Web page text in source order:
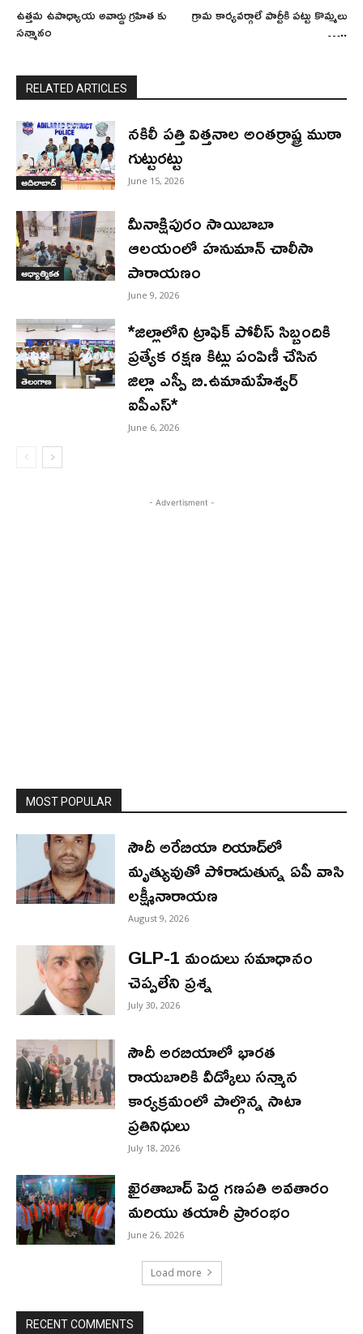
ఉత్తమ ఉపాధ్యాయ అవార్డు గ్రహిత కు
సన్మానం
గ్రామ కార్యవర్గాలే పార్టీకి పట్టు కొమ్మలు
…..
RELATED ARTICLES
ఆదిలాబాద్
నకిలీ పత్తి విత్తనాల అంతర్రాష్ట్ర ముఠా
గుట్టురట్టు
June 15, 2026
ఆధ్యాత్మికత
మీనాక్షిపురం సాయిబాబా
ఆలయంలో హనుమాన్ చాలీసా
పారాయణం
June 9, 2026
తెలంగాణ
*జిల్లాలోని ట్రాఫిక్ పోలీస్ సిబ్బందికి
ప్రత్యేక రక్షణ కిట్లు పంపిణీ చేసిన
జిల్లా ఎస్పీ బి.ఉమామహేశ్వర్
ఐపీఎస్*
June 6, 2026
- Advertisment -
MOST POPULAR
సౌదీ అరేబియా రియాద్‌లో
మృత్యువుతో పోరాడుతున్న ఏపీ వాసి
లక్ష్మీనారాయణ
August 9, 2026
GLP-1 మందులు సమాధానం
చెప్పలేని ప్రశ్న
July 30, 2026
సౌదీ అరబియాలో భారత
రాయబారికి వీడ్కోలు సన్మాన
కార్యక్రమంలో పాల్గొన్న సాటా
ప్రతినిధులు
July 18, 2026
ఖైరతాబాద్ పెద్ద గణపతి అవతారం
మరియు తయారీ ప్రారంభం
June 26, 2026
Load more
RECENT COMMENTS